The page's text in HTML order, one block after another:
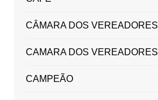
CÂMARA DOS VEREADORES
CAMARA DOS VEREADORES
CAMPEÃO